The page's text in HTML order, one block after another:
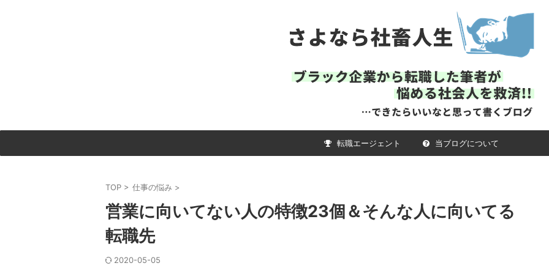
転職エージェント 当ブログについて
TOP > 仕事の悩み >
営業に向いてない人の特徴23個＆そんな人に向いてる
転職先
2020-05-05